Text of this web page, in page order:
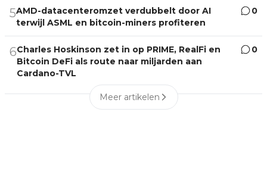
5AMD-datacenteromzet verdubbelt door AI
terwijl ASML en bitcoin-miners profiteren
0
6Charles Hoskinson zet in op PRIME, RealFi en
Bitcoin DeFi als route naar miljarden aan
Cardano-TVL
0
Meer artikelen